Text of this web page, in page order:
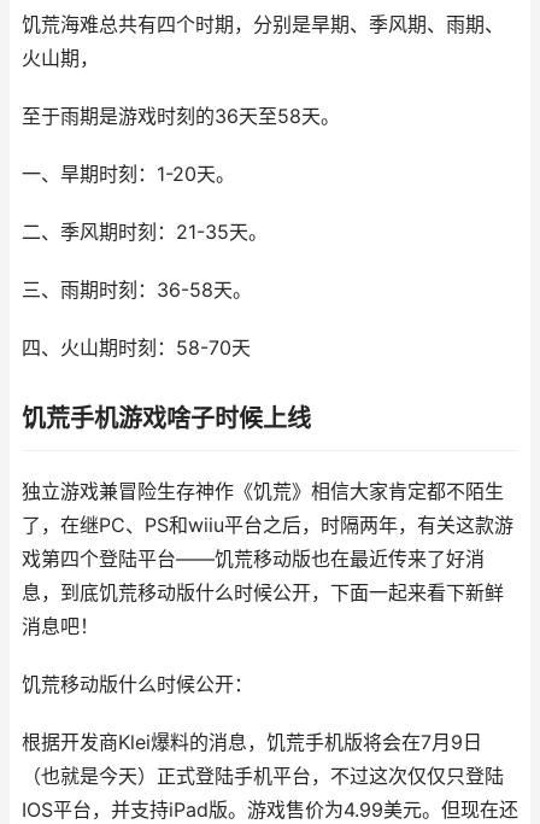
饥荒海难总共有四个时期，分别是旱期、季风期、雨期、
火山期，
至于雨期是游戏时刻的36天至58天。
一、旱期时刻：1-20天。
二、季风期时刻：21-35天。
三、雨期时刻：36-58天。
四、火山期时刻：58-70天
饥荒手机游戏啥子时候上线
独立游戏兼冒险生存神作《饥荒》相信大家肯定都不陌生
了，在继PC、PS和wiiu平台之后，时隔两年，有关这款游
戏第四个登陆平台——饥荒移动版也在最近传来了好消
息，到底饥荒移动版什么时候公开，下面一起来看下新鲜
消息吧！
饥荒移动版什么时候公开：
根据开发商Klei爆料的消息，饥荒手机版将会在7月9日
（也就是今天）正式登陆手机平台，不过这次仅仅只登陆
IOS平台，并支持iPad版。游戏售价为4.99美元。但现在还